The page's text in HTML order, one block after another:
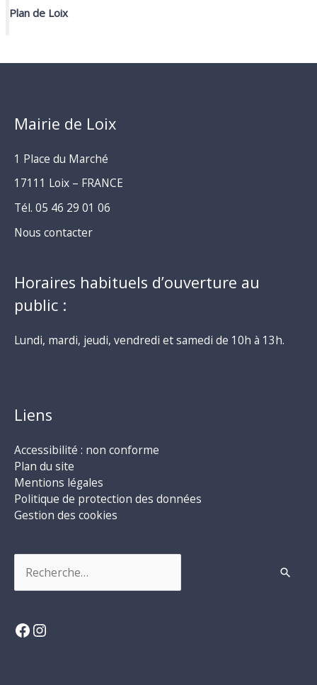
Plan de Loix
Mairie de Loix
1 Place du Marché
17111 Loix – FRANCE
Tél. 05 46 29 01 06
Nous contacter
Horaires habituels d’ouverture au
public :
Lundi, mardi, jeudi, vendredi et samedi de 10h à 13h.
Liens
Accessibilité : non conforme
Plan du site
Mentions légales
Politique de protection des données
Gestion des cookies
Facebook
Instagram